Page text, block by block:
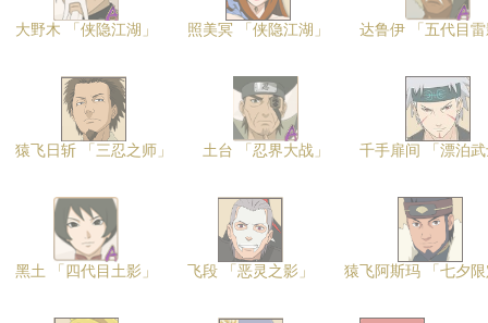
大野木 「侠隐江湖」 照美冥 「侠隐江湖」 达鲁伊 「五代目
猿飞日斩 「三忍之师」 土台 「忍界大战」 千手扉间 「漂泊
黑土 「四代目土影」 飞段 「恶灵之影」 猿飞阿斯玛 「七夕